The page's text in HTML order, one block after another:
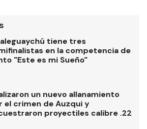
tiene tres
en la competencia de
"Este es mi Sueño"
un nuevo allanamiento
el crimen de Auzqui y
proyectiles calibre .22